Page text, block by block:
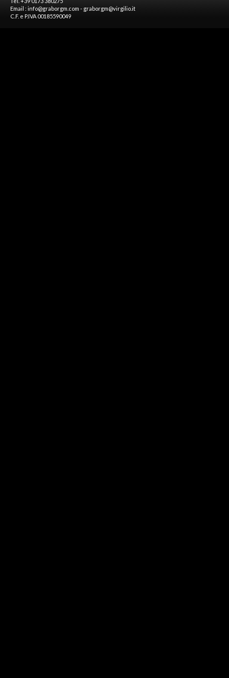
Email : info@graborgm.com - graborgm@virgilio.it
C.F. e P.IVA 00185590049